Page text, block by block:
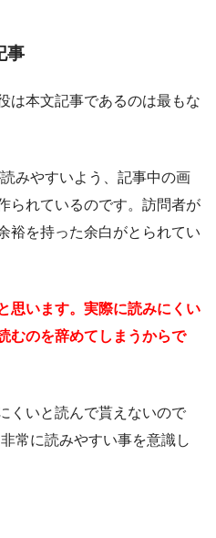
事
は本文記事であるのは最もな
みやすいよう、記事中の画
られているのです。訪問者が
裕を持った余白がとられてい
思います。実際に読みにくい
むのを辞めてしまうからで
くいと読んで貰えないので
常に読みやすい事を意識し